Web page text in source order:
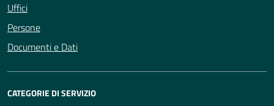
Uffici
Persone
Documenti e Dati
CATEGORIE DI SERVIZIO